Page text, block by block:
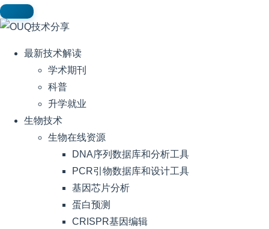
最新技术解读
学术期刊
科普
升学就业
生物技术
生物在线资源
DNA序列数据库和分析工具
PCR引物数据库和设计工具
基因芯片分析
蛋白预测
CRISPR基因编辑